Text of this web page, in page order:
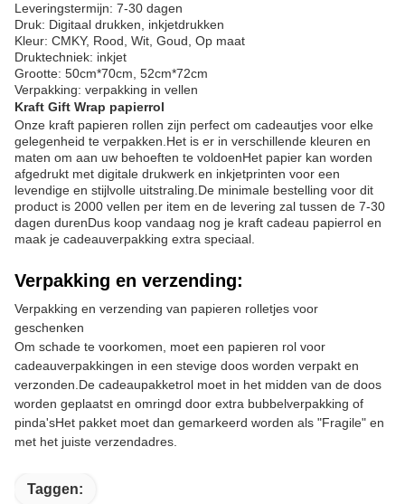
Leveringstermijn: 7-30 dagen
Druk: Digitaal drukken, inkjetdrukken
Kleur: CMKY, Rood, Wit, Goud, Op maat
Druktechniek: inkjet
Grootte: 50cm*70cm, 52cm*72cm
Verpakking: verpakking in vellen
Kraft Gift Wrap papierrol
Onze kraft papieren rollen zijn perfect om cadeautjes voor elke
gelegenheid te verpakken.Het is er in verschillende kleuren en
maten om aan uw behoeften te voldoenHet papier kan worden
afgedrukt met digitale drukwerk en inkjetprinten voor een
levendige en stijlvolle uitstraling.De minimale bestelling voor dit
product is 2000 vellen per item en de levering zal tussen de 7-30
dagen durenDus koop vandaag nog je kraft cadeau papierrol en
maak je cadeauverpakking extra speciaal.
Verpakking en verzending:
Verpakking en verzending van papieren rolletjes voor
geschenken
Om schade te voorkomen, moet een papieren rol voor
cadeauverpakkingen in een stevige doos worden verpakt en
verzonden.De cadeaupakketrol moet in het midden van de doos
worden geplaatst en omringd door extra bubbelverpakking of
pinda'sHet pakket moet dan gemarkeerd worden als "Fragile" en
met het juiste verzendadres.
Taggen: